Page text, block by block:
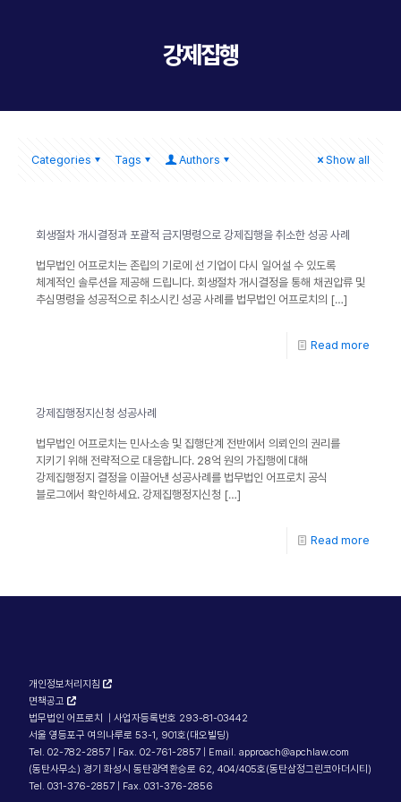
강제집행
Categories Tags Authors Show all
회생절차 개시결정과 포괄적 금지명령으로 강제집행을 취소한 성공 사례
법무법인 어프로치는 존립의 기로에 선 기업이 다시 일어설 수 있도록
체계적인 솔루션을 제공해 드립니다. 회생절차 개시결정을 통해 채권압류 및
추심명령을 성공적으로 취소시킨 성공 사례를 법무법인 어프로치의 […]
Read more
강제집행정지신청 성공사례
법무법인 어프로치는 민사소송 및 집행단계 전반에서 의뢰인의 권리를
지키기 위해 전략적으로 대응합니다. 28억 원의 가집행에 대해
강제집행정지 결정을 이끌어낸 성공사례를 법무법인 어프로치 공식
블로그에서 확인하세요. 강제집행정지신청 […]
Read more
개인정보처리지침
면책공고
법무법인 어프로치 | 사업자등록번호 293-81-03442
서울 영등포구 여의나루로 53-1, 901호(대오빌딩)
Tel. 02-782-2857 | Fax. 02-761-2857 | Email. approach@apchlaw.com
(동탄사무소) 경기 화성시 동탄광역환승로 62, 404/405호(동탄삼정그린코아더시티)
Tel. 031-376-2857 | Fax. 031-376-2856